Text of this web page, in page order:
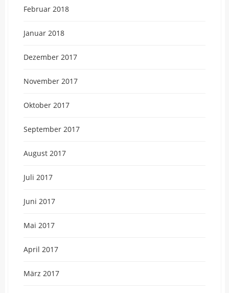
Februar 2018
Januar 2018
Dezember 2017
November 2017
Oktober 2017
September 2017
August 2017
Juli 2017
Juni 2017
Mai 2017
April 2017
März 2017